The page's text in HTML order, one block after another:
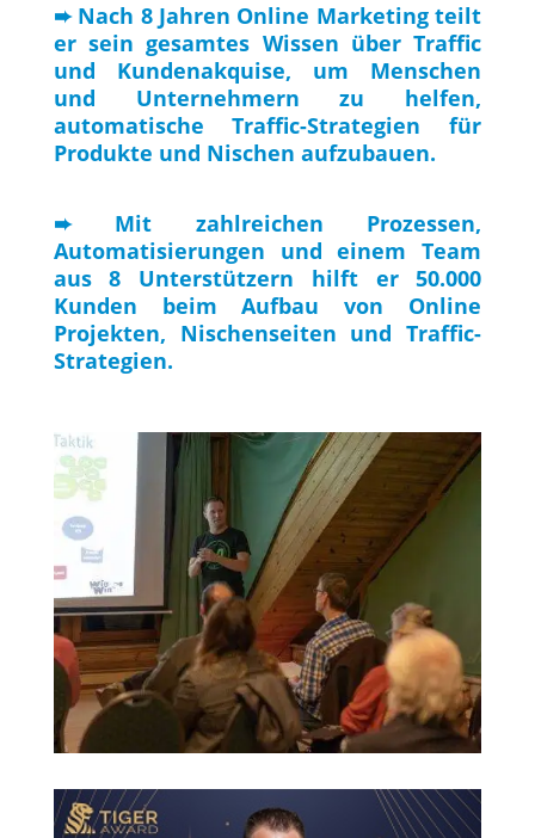
➨ Nach 8 Jahren Online Marketing teilt
er sein gesamtes Wissen über Traffic
und Kundenakquise, um Menschen
und Unternehmern zu helfen,
automatische Traffic-Strategien für
Produkte und Nischen aufzubauen.
➨ Mit zahlreichen Prozessen,
Automatisierungen und einem Team
aus 8 Unterstützern hilft er 50.000
Kunden beim Aufbau von Online
Projekten, Nischenseiten und Traffic-
Strategien.